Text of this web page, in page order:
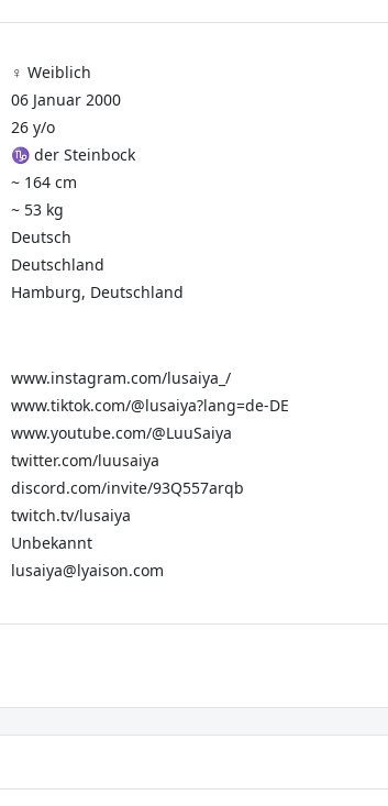
♀️ Weiblich
06 Januar 2000
26 y/o
♑ der Steinbock
~ 164 cm
~ 53 kg
Deutsch
Deutschland
Hamburg, Deutschland
www.instagram.com/lusaiya_/
www.tiktok.com/@lusaiya?lang=de-DE
www.youtube.com/@LuuSaiya
twitter.com/luusaiya
discord.com/invite/93Q557arqb
twitch.tv/lusaiya
Unbekannt
lusaiya@lyaison.com